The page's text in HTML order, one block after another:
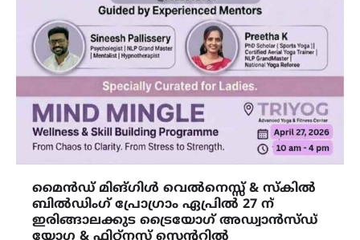
മൈൻഡ് മിങ്‌ഗിൾ വെൽനെസ്സ് & സ്കിൽ
ബിൽഡിംഗ് പ്രോഗ്രാം ഏപ്രിൽ 27 ന്
ഇരിങ്ങാലക്കുട ട്രൈയോഗ് അഡ്വാൻസ്ഡ്
യോഗ & ഫിറ്റ്നസ് സെന്ററിൽ